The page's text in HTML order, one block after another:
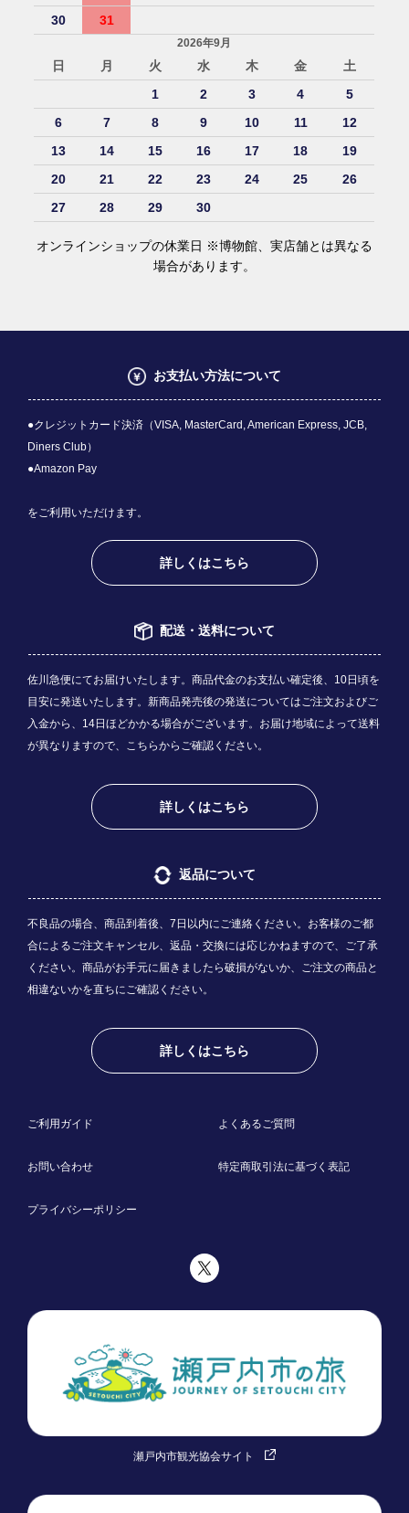
30
31
2026年9月
日 月 火 水 木 金
土
1
2 3 4
5
6
7 8 9 10 11
12
13
14 15 16 17 18
19
20
21 22 23 24 25
26
27
28 29 30
オンラインショップの休業日 ※博物館、実店舗とは異なる
場合があります。
お支払い方法について
●クレジットカード決済（VISA, MasterCard, American Express, JCB,
Diners Club）
●Amazon Pay
をご利用いただけます。
詳しくはこちら
配送・送料について
佐川急便にてお届けいたします。商品代金のお支払い確定後、10日頃を
目安に発送いたします。新商品発売後の発送についてはご注文およびご
入金から、14日ほどかかる場合がございます。お届け地域によって送料
が異なりますので、 こちらからご確認ください。
詳しくはこちら
返品について
不良品の場合、商品到着後、7日以内にご連絡ください。お客様のご都
合によるご注文キャンセル、返品・交換には応じかねますので、ご了承
ください。商品がお手元に届きましたら破損がないか、ご注文の商品と
相違ないかを直ちにご確認ください。
詳しくはこちら
ご利用ガイド よくあるご質問
お問い合わせ 特定商取引法に基づく表記
プライバシーポリシー
瀬戸内市観光協会サイト